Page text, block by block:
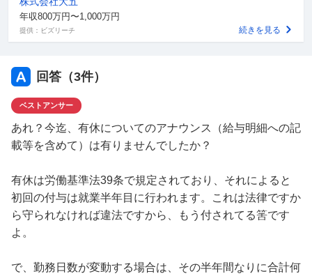
て、新人さんは耐えられなくなり2か月で辞めた経緯があ
ります
そのため情けないですが聞くのが怖いです…
補足
雇用契約書では 休日…配布されたシフトによる 有給…法廷に従った日数を付
与する と書かれています 用事などで休みを希望したらちゃんその日は休みの
シフトを組んではくれます この雇用契約書も働き始めて3か月経ってももら
えなかったので、こちらから声をかけて貰いました 単純に職場が付与するの
を忘れてるだけなのかな？とも思ってはいます
年収800万円〜1,000万円
提供：ビズリーチ 続きを見る
回答（3件）
ベストアンサー
あれ？今迄、有休についてのアナウンス（給与明細への記
載等を含めて）は有りませんでしたか？
有休は労働基準法39条で規定されており、それによると
初回の付与は就業半年目に行われます。これは法律ですか
ら守られなければ違法ですから、もう付されてる筈です
よ。
で、勤務日数が変動する場合は、その半年間なりに合計何